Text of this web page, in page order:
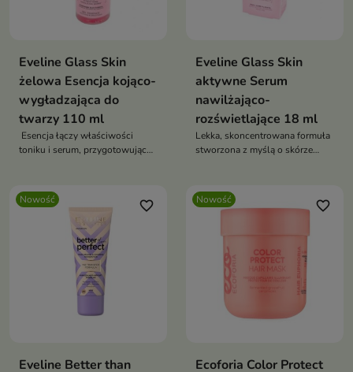
Eveline Glass Skin
żelowa Esencja kojąco-
wygładzająca do
twarzy 110 ml
Esencja łączy właściwości
toniku i serum, przygotowując
Eveline Glass Skin
aktywne Serum
nawilżająco-
rozświetlające 18 ml
Lekka, skoncentrowana formuła
stworzona z myślą o skórze
wygładzenia.
Nowość favorite_border
Eveline Better than
Nowość favorite_border
Ecoforia Color Protect